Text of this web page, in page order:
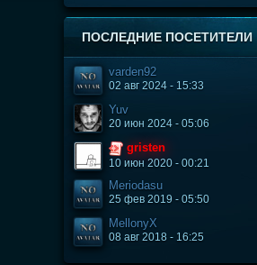
ПОСЛЕДНИЕ ПОСЕТИТЕЛИ
varden92
02 авг 2024 - 15:33
Yuv
20 июн 2024 - 05:06
gristen
10 июн 2020 - 00:21
Meriodasu
25 фев 2019 - 05:50
MellonyX
08 авг 2018 - 16:25